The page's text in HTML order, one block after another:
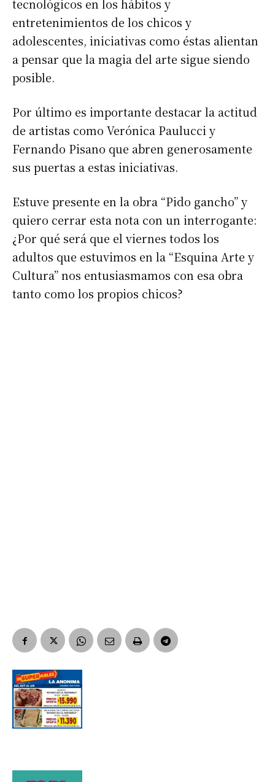
Suscribirme gratis
Nombre
Número de teléfono
tecnológicos en los hábitos y
entretenimientos de los chicos y
adolescentes, iniciativas como éstas alientan
a pensar que la magia del arte sigue siendo
posible.
Por último es importante destacar la actitud
de artistas como Verónica Paulucci y
Fernando Pisano que abren generosamente
sus puertas a estas iniciativas.
Estuve presente en la obra “Pido gancho” y
quiero cerrar esta nota con un interrogante:
¿Por qué será que el viernes todos los
adultos que estuvimos en la “Esquina Arte y
Cultura” nos entusiasmamos con esa obra
tanto como los propios chicos?